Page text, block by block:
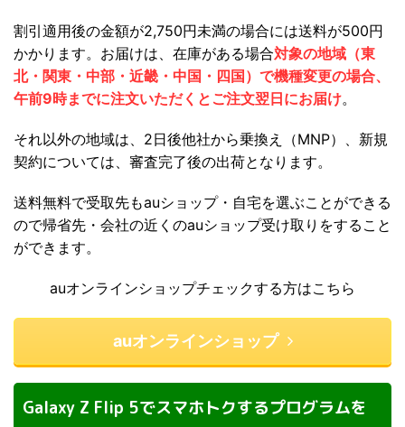
割引適用後の金額が2,750円未満の場合には送料が500円
かかります。お届けは、在庫がある場合対象の地域（東
北・関東・中部・近畿・中国・四国）で機種変更の場合、
午前9時までに注文いただくとご注文翌日にお届け。
それ以外の地域は、2日後他社から乗換え（MNP）、新規
契約については、審査完了後の出荷となります。
送料無料で受取先もauショップ・自宅を選ぶことができる
ので帰省先・会社の近くのauショップ受け取りをすること
ができます。
auオンラインショップチェックする方はこちら
auオンラインショップ
Galaxy Z Flip 5でスマホトクするプログラムを